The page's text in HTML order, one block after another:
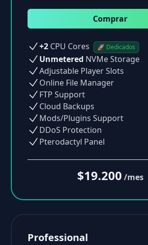
Comprar
+2 CPU Cores 🚀 Dedicados
Unmetered NVMe Storage
Adjustable Player Slots
Online File Manager
FTP Support
Cloud Backups
Mods/Plugins Support
DDoS Protection
Pterodactyl Panel
$19.200 /mes
Professional